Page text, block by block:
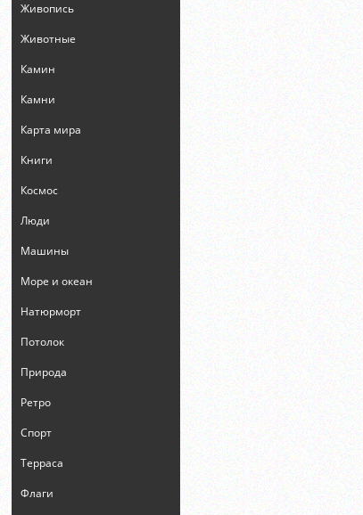
Живопись
Животные
Камин
Камни
Карта мира
Книги
Космос
Люди
Машины
Море и океан
Натюрморт
Потолок
Природа
Ретро
Спорт
Терраса
Флаги